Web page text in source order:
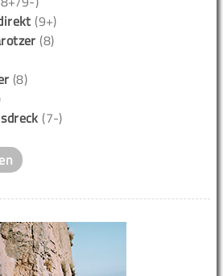
(9+)
(8)
(8)
(7-)